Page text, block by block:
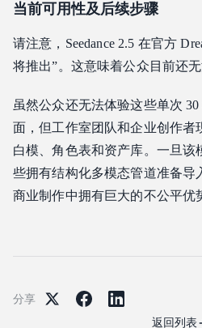
当前可用性及后续步骤
请注意，Seedance 2.5 在官方
将推出”。这意味着公众目前还
虽然公众还无法体验这些单次
面，但工作室团队和企业创作者
白模、角色表和资产库。一旦该
些拥有结构化多模态管道准备导
商业制作中拥有巨大的不公平优
分享
返回列表